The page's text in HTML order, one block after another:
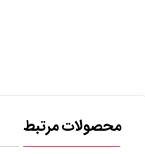
محصولات مرتبط